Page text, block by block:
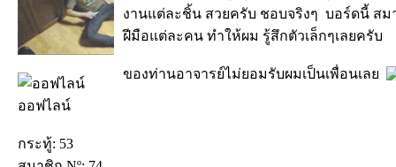
ออฟไลน์
กระทู้: 53
งานแต่ละชิ้น สวยครับ ชอบจริงๆ บอร์ดนี้ ส
ฝีมือแต่ละคน ทำให้ผม รู้สึกตัวเล็กๆเลยครับ
ของท่านอาจารย์ไม่ยอมรับผมเป็นเพื่อนเลย